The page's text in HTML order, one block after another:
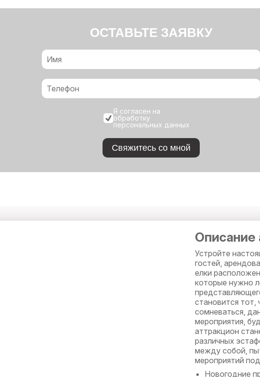
ОСТАВЬТЕ ЗАЯВКУ
Я согласен на
обработку
персональных данных
Свяжитесь со мной
Описание
Устройте
гостей,
елки
которые нужно
становится
сомневаться,
мероприятия,
аттракцион
различных
между собой,
мероприятий
Новогодние